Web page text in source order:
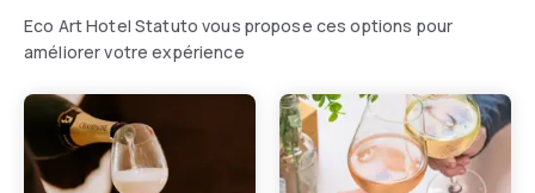
Eco Art Hotel Statuto vous propose ces options pour
améliorer votre expérience